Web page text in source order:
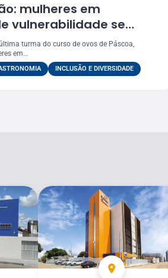
mulheres em
vulnerabilidade se
turma do curso de ovos de Páscoa,
em...
INCLUSÃO E DIVERSIDADE